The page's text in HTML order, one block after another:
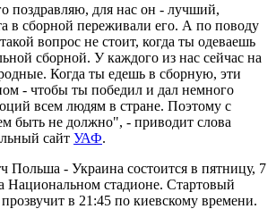
поздравляю, для нас он - лучший,
в сборной переживали его. А по поводу
вопрос не стоит, когда ты одеваешь
сборной. У каждого из нас сейчас на
Когда ты едешь в сборную, эти
- чтобы ты победил и дал немного
всем людям в стране. Поэтому с
быть не должно", - приводит слова
сайт УАФ.
Польша - Украина состоится в пятницу, 7
Национальном стадионе. Стартовый
прозвучит в 21:45 по киевскому времени.